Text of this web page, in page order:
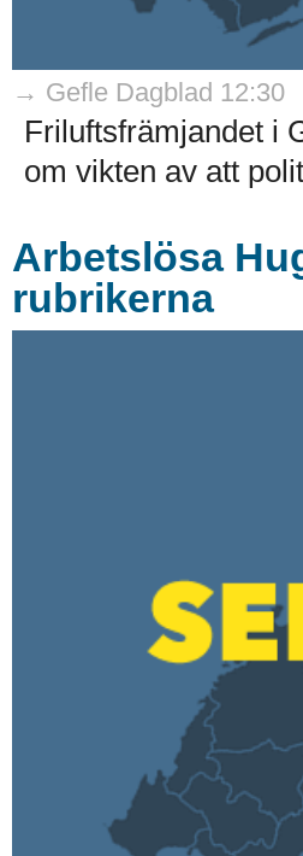
→ Gefle Dagblad 12:30
Friluftsfrämjandet i
om vikten av att
Arbetslösa
rubrikerna